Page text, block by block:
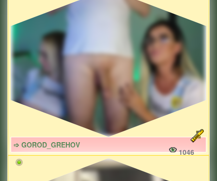
➩ GOROD_GREHOV
1046